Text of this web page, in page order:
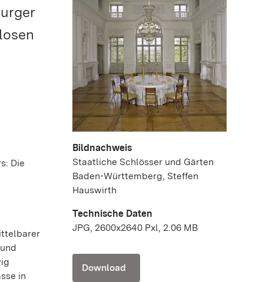
Die
in
Bildnachweis
Staatliche Schlösser und Gärten
Baden-Württemberg, Steffen
Hauswirth
Technische Daten
JPG, 2600x2640 Pxl, 2.06 MB
Download